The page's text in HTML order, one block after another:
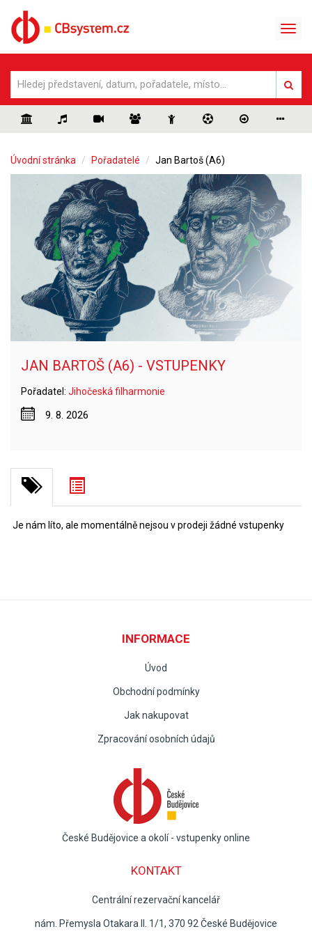
Úvodní stránka Pořadatelé Jan Bartoš (A6)
JAN BARTOŠ (A6) - VSTUPENKY
Pořadatel: Jihočeská filharmonie
9. 8. 2026
Je nám líto, ale momentálně nejsou v prodeji žádné vstupenky
INFORMACE
Úvod
Obchodní podmínky
Jak nakupovat
Zpracování osobních údajů
České Budějovice a okolí - vstupenky online
KONTAKT
Centrální rezervační kancelář
nám. Přemysla Otakara II. 1/1, 370 92 České Budějovice